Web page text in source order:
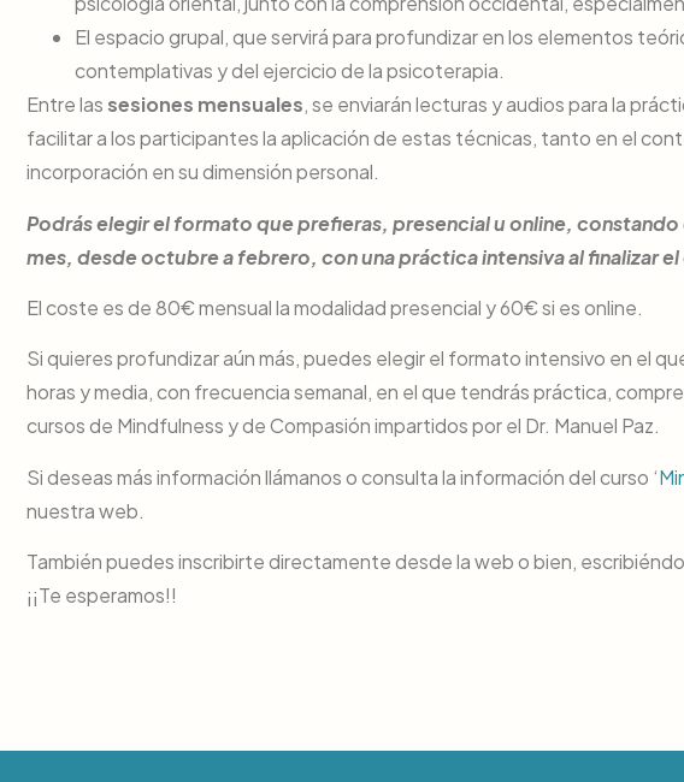
El espacio grupal, que servirá para profundizar en los elementos
contemplativas y del ejercicio de la psicoterapia.
Entre lassesiones mensuales, se enviarán lecturas y audios para la
facilitar a los participantes la aplicación de estas técnicas, tanto en el
incorporación en su dimensión personal.
Podrás elegir el formato que prefieras, presencial u online, constando
mes, desde octubre a febrero, con una práctica intensiva al finalizar
El coste es de 80€ mensual la modalidad presencial y 60€ si es online.
Si quieres profundizar aún más, puedes elegir el formato intensivo en el
horas y media, con frecuencia semanal, en el que tendrás práctica,
cursos de Mindfulness y de Compasión impartidos por el Dr. Manuel Paz.
Si deseas más información llámanos o consulta la información del curso ‘
nuestra web.
También puedes inscribirte directamente desde la web o bien,
¡¡Te esperamos!!